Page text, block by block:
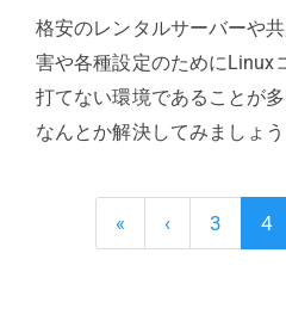
格安のレンタルサーバーや
害や各種設定のためにLinux
打てない環境であることが
なんとか解決してみましょう
« ‹ 3 4